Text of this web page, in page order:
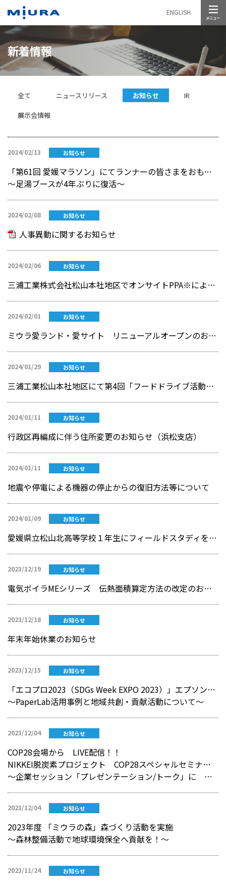
ENGLISH
新着情報
全て ニュースリリース お知らせ IR
展示会情報
2024/02/13 お知らせ
「第61回 愛媛マラソン」にてランナーの皆さまをおもてなし
～足湯ブースが4年ぶりに復活～
2024/02/08 お知らせ
人事異動に関するお知らせ
2024/02/06 お知らせ
三浦工業株式会社松山本社地区でオンサイトPPA※による太陽光発電電力の受電を開始
2024/02/01 お知らせ
ミウラ愛ランド・愛サイト リニューアルオープンのお知らせ
2024/01/29 お知らせ
三浦工業松山本社地区にて第4回「フードドライブ活動」を実施
2024/01/11 お知らせ
行政区再編成に伴う住所変更のお知らせ（浜松支店）
2024/01/11 お知らせ
地震や停電による機器の停止からの復旧方法等について
2024/01/09 お知らせ
愛媛県立松山北高等学校１年生にフィールドスタディを実施
2023/12/19 お知らせ
電気ボイラMEシリーズ 伝熱面積算定方法の改定のお知らせ ～「ME-200A」は「簡易ボイラー等構造規格」へ変更～
2023/12/18 お知らせ
年末年始休業のお知らせ
2023/12/15 お知らせ
「エコプロ2023（SDGs Week EXPO 2023）」エプソンブースにて、導入企業セミナーに登壇しました
～PaperLab活用事例と地域共創・貢献活動について～
2023/12/04 お知らせ
COP28会場から LIVE配信！！
NIKKEI脱炭素プロジェクト COP28スペシャルセミナー「決意から実行へ 脱炭素社会の実現に向けた日本企業の取り組み」
～企業セッション「プレゼンテーション/トーク」に 代表取締役 宮内大介が登壇～
2023/12/04 お知らせ
2023年度 「ミウラの森」森づくり活動を実施
～森林整備活動で地球環境保全へ貢献を！～
2023/11/24 お知らせ